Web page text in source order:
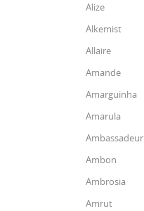
Alize
Alkemist
Allaire
Amande
Amarguinha
Amarula
Ambassadeur
Ambon
Ambrosia
Amrut